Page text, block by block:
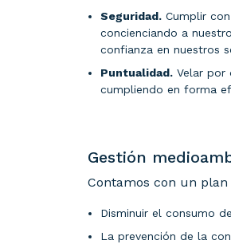
Seguridad. Cumplir
concienciando a
confianza en nuestros
Puntualidad. Velar por
cumpliendo en forma
Gestión
Contamos con un
Disminuir el consumo
La prevención de la